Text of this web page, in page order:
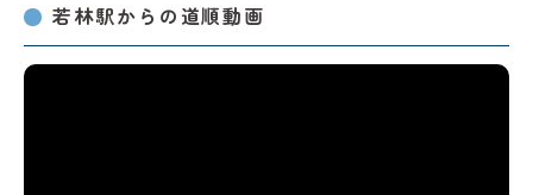
若林駅からの道順動画